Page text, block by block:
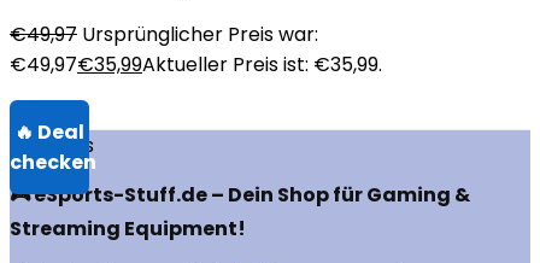
€49,97 Ursprünglicher Preis war:
€49,97€35,99Aktueller Preis ist: €35,99.
Über uns
🎮 eSports-Stuff.de – Dein Shop für Gaming &
Streaming Equipment!